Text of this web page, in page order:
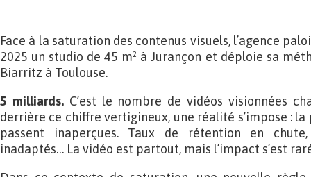
Face à la saturation des contenus visuels, l’agence
2025 un studio de 45 m² à Jurançon et déploie sa
Biarritz à Toulouse.
5 milliards.C’est le nombre de vidéos visionnées
derrière ce chiffre vertigineux, une réalité s’impose :
passent inaperçues. Taux de rétention en
inadaptés… La vidéo est partout, mais l’impact s’est